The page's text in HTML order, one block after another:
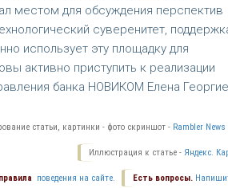
местом для обсуждения перспектив
суверенитет,
использует эту площадку для
активно приступить к реализации
банка НОВИКОМ Елена
статьи, картинки - фото скриншот - Rambler News
Иллюстрация к статье - Яндекс.
Есть вопросы.
поведения на сайте.